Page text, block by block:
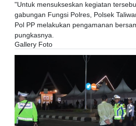
"Untuk mensukseskan kegiatan
gabungan Fungsi Polres, Polsek
Pol PP melakukan pengamanan
pungkasnya.
Gallery Foto